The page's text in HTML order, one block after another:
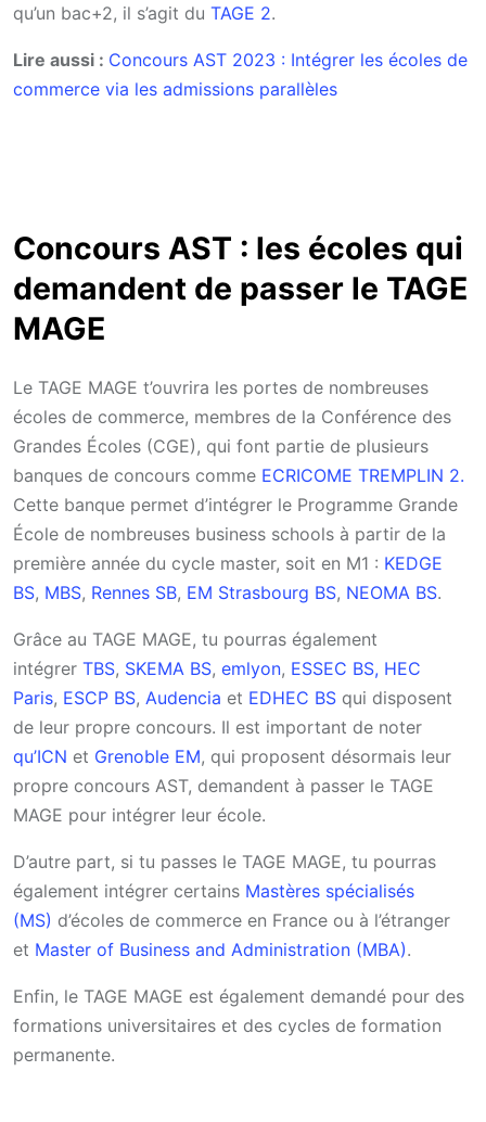
qu’un bac+2, il s’agit du TAGE 2.
Lire aussi : Concours AST 2023 : Intégrer les écoles de
commerce via les admissions parallèles
Concours AST : les écoles qui
demandent de passer le TAGE
MAGE
Le TAGE MAGE t’ouvrira les portes de nombreuses
écoles de commerce, membres de la Conférence des
Grandes Écoles (CGE), qui font partie de plusieurs
banques de concours comme ECRICOME TREMPLIN 2.
Cette banque permet d’intégrer le Programme Grande
École de nombreuses business schools à partir de la
première année du cycle master, soit en M1 : KEDGE
BS, MBS, Rennes SB, EM Strasbourg BS, NEOMA BS.
Grâce au TAGE MAGE, tu pourras également
intégrer TBS, SKEMA BS, emlyon, ESSEC BS, HEC
Paris, ESCP BS, Audencia et EDHEC BS qui disposent
de leur propre concours. Il est important de noter
qu’ICN et Grenoble EM, qui proposent désormais leur
propre concours AST, demandent à passer le TAGE
MAGE pour intégrer leur école.
D’autre part, si tu passes le TAGE MAGE, tu pourras
également intégrer certains Mastères spécialisés
(MS) d’écoles de commerce en France ou à l’étranger
et Master of Business and Administration (MBA).
Enfin, le TAGE MAGE est également demandé pour des
formations universitaires et des cycles de formation
permanente.